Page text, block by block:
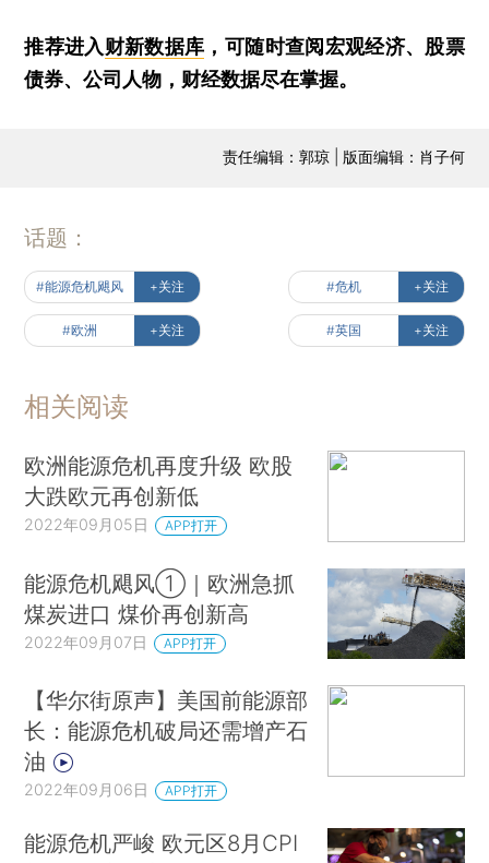
推荐进入财新数据库 ，可随时查阅宏观经济、股票
债券、公司人物，财经数据尽在掌握。
责任编辑：郭琼 | 版面编辑：肖子何
话题：
#能源危机飓风 +关注 #危机 +关注
#欧洲 +关注 #英国 +关注
相关阅读
欧洲能源危机再度升级 欧股
大跌欧元再创新低
2022年09月05日 APP打开
能源危机飓风①｜欧洲急抓
煤炭进口 煤价再创新高
2022年09月07日 APP打开
【华尔街原声】美国前能源部
长：能源危机破局还需增产石
油
2022年09月06日 APP打开
能源危机严峻 欧元区8月CPI